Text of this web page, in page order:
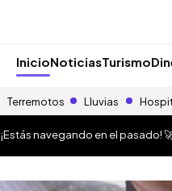
InicioNoticiasTurismo
Terremotos Lluvias
¡Estás navegando en el pasado!